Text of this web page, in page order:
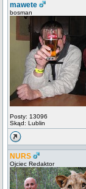
mawete
bosman
Posty: 13096
Skąd: Lublin
NURS
Ojciec Redaktor